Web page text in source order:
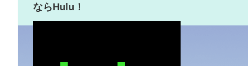
ならHulu！